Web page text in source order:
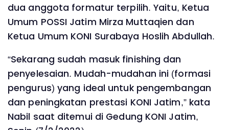
dua anggota formatur terpilih. Yaitu, Ketua
Umum POSSI Jatim Mirza Muttaqien dan
Ketua Umum KONI Surabaya Hoslih Abdullah.
“Sekarang sudah masuk finishing dan
penyelesaian. Mudah-mudahan ini (formasi
pengurus) yang ideal untuk pengembangan
dan peningkatan prestasi KONI Jatim,” kata
Nabil saat ditemui di Gedung KONI Jatim,